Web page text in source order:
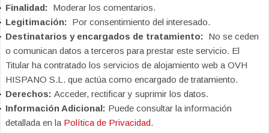
Finalidad: Moderar los comentarios.
Legitimación: Por consentimiento del interesado.
Destinatarios y encargados de tratamiento: No se ceden
o comunican datos a terceros para prestar este servicio. El
Titular ha contratado los servicios de alojamiento web a OVH
HISPANO S.L. que actúa como encargado de tratamiento.
Derechos: Acceder, rectificar y suprimir los datos.
Información Adicional: Puede consultar la información
detallada en la Política de Privacidad.